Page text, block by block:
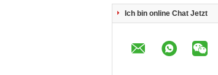
Ich bin online Chat Jetzt